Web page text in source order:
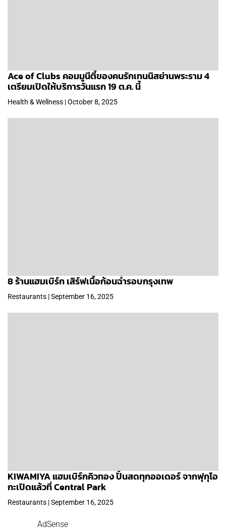
Ace of Clubs คอมมูนีตี้ของคนรักเทนนิสย่านพระราม 4
เตรียมเปิดให้บริการวันแรก 19 ต.ค. นี้
Health & Wellness | October 8, 2025
8 ร้านแฮมเบิร์ก เสิร์ฟเนื้อก้อนฉ่ำรอบกรุงเทพ
Restaurants | September 16, 2025
KIWAMIYA แฮมเบิร์กคิวทอง ปั้นสดทุกออเดอร์ จากฟุกุโอ
กะเปิดแล้วที่ Central Park
Restaurants | September 16, 2025
AdSense